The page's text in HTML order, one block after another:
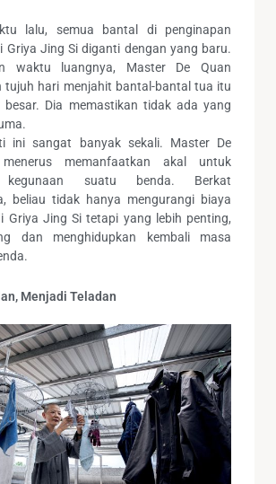
lalu, semua bantal di penginapan
Griya Jing Si diganti dengan yang baru.
waktu luangnya, Master De Quan
tujuh hari menjahit bantal-bantal tua itu
besar. Dia memastikan tidak ada yang
ini sangat banyak sekali. Master De
memanfaatkan akal untuk
kegunaan suatu benda. Berkat
beliau tidak hanya mengurangi biaya
Griya Jing Si tetapi yang lebih penting,
dan menghidupkan kembali masa
Menjadi Teladan